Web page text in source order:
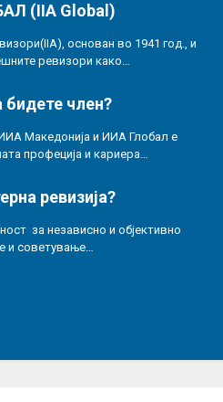
(IIA Global)
основан во 1941 год., и
ревизори како…
член?
Македонија и ИИА Глобал е
профеција и кариера…
ревизија?
за независно и објективно
и советување…